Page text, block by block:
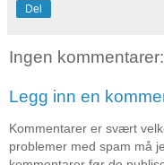
Del
Ingen kommentarer:
Legg inn en
Kommentarer er svært
problemer med spam må